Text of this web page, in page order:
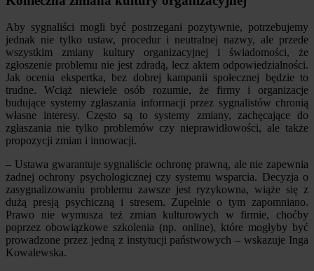
Aby sygnaliści mogli być postrzegani pozytywnie, potrzebujemy
jednak nie tylko ustaw, procedur i neutralnej nazwy, ale przede
wszystkim zmiany kultury organizacyjnej i świadomości, że
zgłoszenie problemu nie jest zdradą, lecz aktem odpowiedzialności.
Jak ocenia ekspertka, bez dobrej kampanii społecznej będzie to
trudne. Wciąż niewiele osób rozumie, że firmy i organizacje
budujące systemy zgłaszania informacji przez sygnalistów chronią
własne interesy. Często są to systemy zmiany, zachęcające do
zgłaszania nie tylko problemów czy nieprawidłowości, ale także
propozycji zmian i innowacji.
– Ustawa gwarantuje sygnaliście ochronę prawną, ale nie zapewnia
żadnej ochrony psychologicznej czy systemu wsparcia. Decyzja o
zasygnalizowaniu problemu zawsze jest ryzykowna, wiąże się z
dużą presją psychiczną i stresem. Zupełnie o tym zapomniano.
Prawo nie wymusza też zmian kulturowych w firmie, choćby
poprzez obowiązkowe szkolenia (np. online), które mogłyby być
prowadzone przez jedną z instytucji państwowych – wskazuje Inga
Kowalewska.